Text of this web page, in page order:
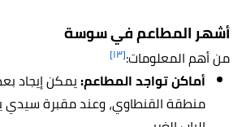
أشهر المطاعم في سوسة
من أهم المعلومات:[١٣]
أماكن تواجد المطاعم:يمكن إيجاد
منطقة القنطاوي، وعند مقبرة